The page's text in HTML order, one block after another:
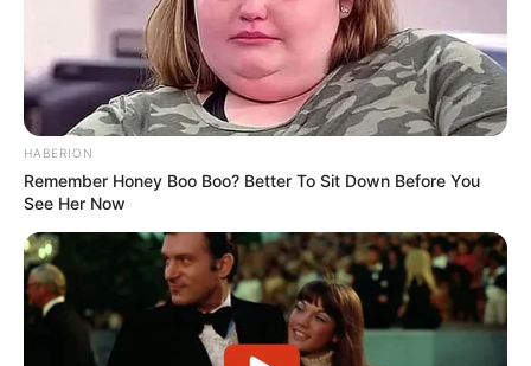
HABERION
Remember Honey Boo Boo? Better To Sit Down Before You
See Her Now